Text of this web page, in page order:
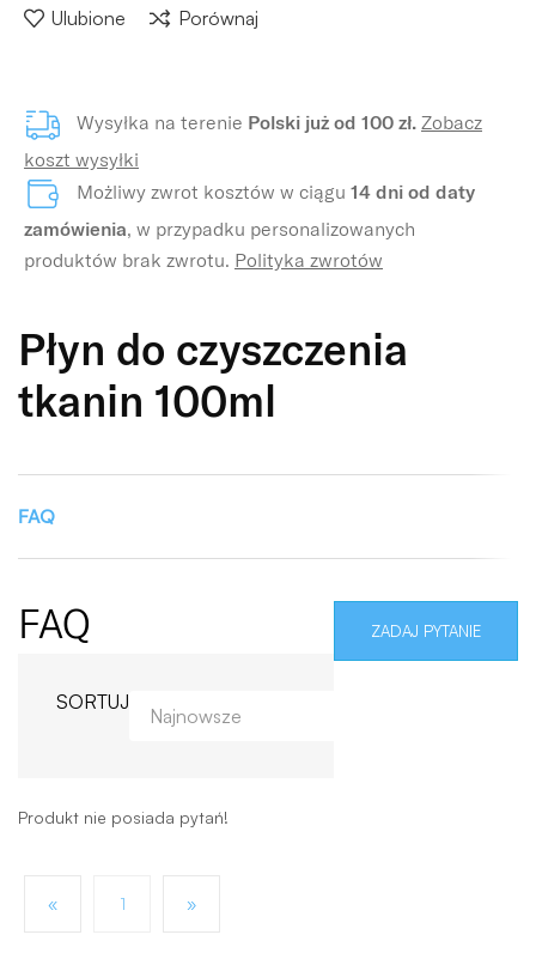
Ulubione Porównaj
Wysyłka na terenie Polski już od 100 zł. Zobacz
koszt wysyłki
Możliwy zwrot kosztów w ciągu 14 dni od daty
zamówienia, w przypadku personalizowanych
produktów brak zwrotu. Polityka zwrotów
Płyn do czyszczenia
tkanin 100ml
FAQ
FAQ ZADAJ PYTANIE
SORTUJ
Produkt nie posiada pytań!
« 1 »